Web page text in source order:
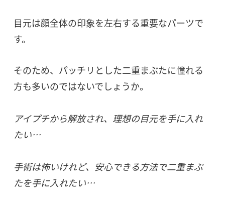
目元は顔全体の印象を左右する重要なパーツで
す。
そのため、パッチリとした二重まぶたに憧れる
方も多いのではないでしょうか。
アイプチから解放され、理想の目元を手に入れ
たい…
手術は怖いけれど、安心できる方法で二重まぶ
たを手に入れたい…